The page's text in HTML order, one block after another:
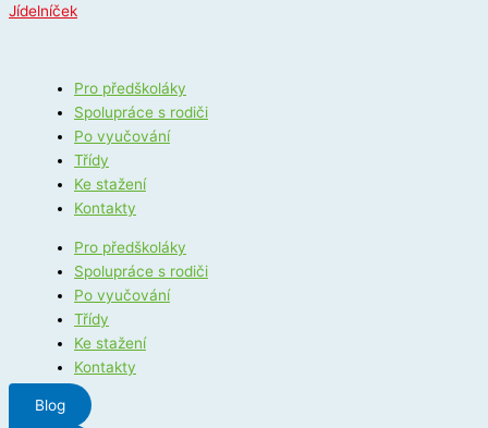
Jídelníček
Pro předškoláky
Spolupráce s rodiči
Po vyučování
Třídy
Ke stažení
Kontakty
Pro předškoláky
Spolupráce s rodiči
Po vyučování
Třídy
Ke stažení
Kontakty
Blog